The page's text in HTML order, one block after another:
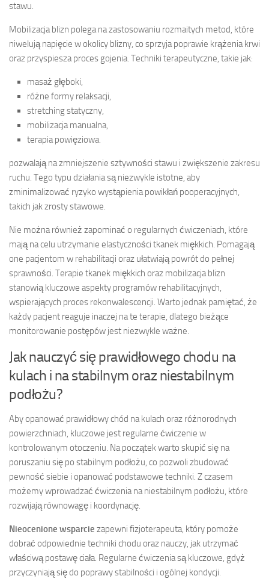
stawu.
Mobilizacja blizn polega na zastosowaniu rozmaitych metod, które
niwelują napięcie w okolicy blizny, co sprzyja poprawie krążenia krwi
oraz przyspiesza proces gojenia. Techniki terapeutyczne, takie jak:
masaż głęboki,
różne formy relaksacji,
stretching statyczny,
mobilizacja manualna,
terapia powięziowa.
pozwalają na zmniejszenie sztywności stawu i zwiększenie zakresu
ruchu. Tego typu działania są niezwykle istotne, aby
zminimalizować ryzyko wystąpienia powikłań pooperacyjnych,
takich jak zrosty stawowe.
Nie można również zapominać o regularnych ćwiczeniach, które
mają na celu utrzymanie elastyczności tkanek miękkich. Pomagają
one pacjentom w rehabilitacji oraz ułatwiają powrót do pełnej
sprawności. Terapie tkanek miękkich oraz mobilizacja blizn
stanowią kluczowe aspekty programów rehabilitacyjnych,
wspierających proces rekonwalescencji. Warto jednak pamiętać, że
każdy pacjent reaguje inaczej na te terapie, dlatego bieżące
monitorowanie postępów jest niezwykle ważne.
Jak nauczyć się prawidłowego chodu na
kulach i na stabilnym oraz niestabilnym
podłożu?
Aby opanować prawidłowy chód na kulach oraz różnorodnych
powierzchniach, kluczowe jest regularne ćwiczenie w
kontrolowanym otoczeniu. Na początek warto skupić się na
poruszaniu się po stabilnym podłożu, co pozwoli zbudować
pewność siebie i opanować podstawowe techniki. Z czasem
możemy wprowadzać ćwiczenia na niestabilnym podłożu, które
rozwijają równowagę i koordynację.
Nieocenione wsparcie zapewni fizjoterapeuta, który pomoże
dobrać odpowiednie techniki chodu oraz nauczy, jak utrzymać
właściwą postawę ciała. Regularne ćwiczenia są kluczowe, gdyż
przyczyniają się do poprawy stabilności i ogólnej kondycji.